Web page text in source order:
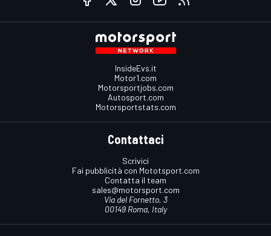
InsideEvs.it
Motor1.com
Motorsportjobs.com
Autosport.com
Motorsportstats.com
Contattaci
Scrivici
Fai pubblicità con Mototsport.com
Contatta il team
sales@motorsport.com
Via del Fornetto, 3
00149 Roma, Italy